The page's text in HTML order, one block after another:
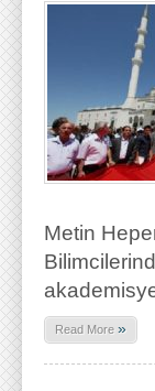
Metin
Read More »